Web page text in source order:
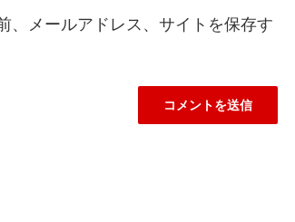
、メールアドレス、サイトを保存す